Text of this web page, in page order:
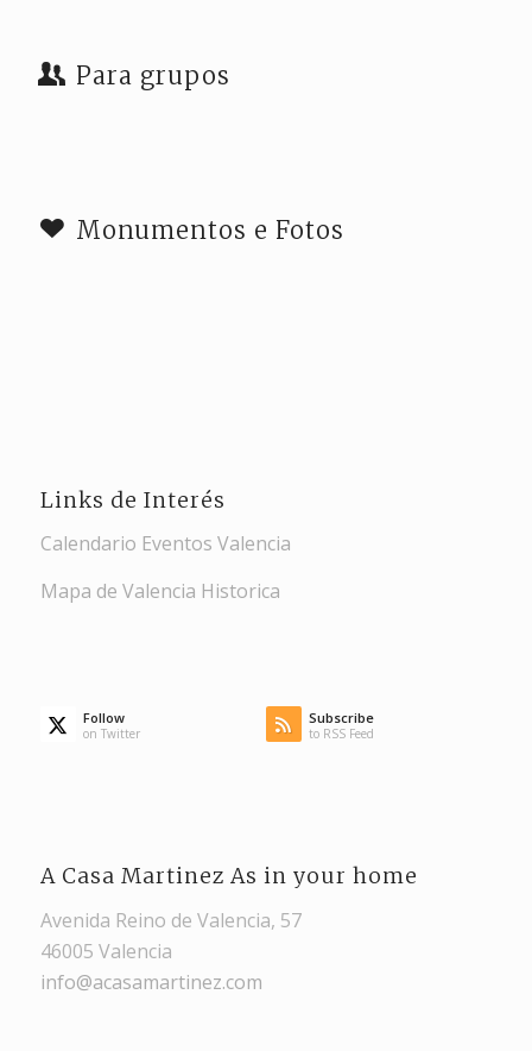
Para grupos
Monumentos e Fotos
Links de Interés
Calendario Eventos Valencia
Mapa de Valencia Historica
Follow
on Twitter
Subscribe
to RSS Feed
A Casa Martinez As in your home
Avenida Reino de Valencia, 57
46005 Valencia
info@acasamartinez.com